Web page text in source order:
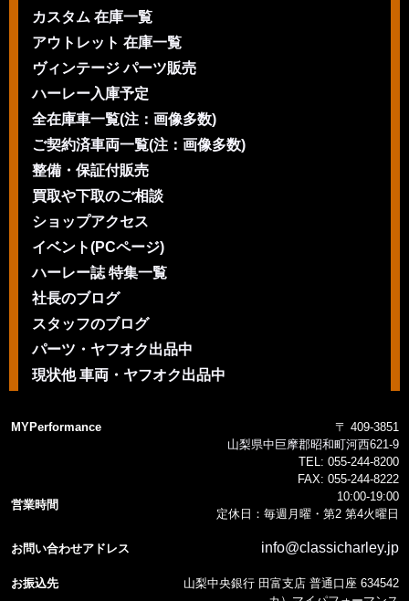
カスタム 在庫一覧
アウトレット 在庫一覧
ヴィンテージ パーツ販売
ハーレー入庫予定
全在庫車一覧(注：画像多数)
ご契約済車両一覧(注：画像多数)
整備・保証付販売
買取や下取のご相談
ショップアクセス
イベント(PCページ)
ハーレー誌 特集一覧
社長のブログ
スタッフのブログ
パーツ・ヤフオク出品中
現状他 車両・ヤフオク出品中
MYPerformance
〒 409-3851
山梨県中巨摩郡昭和町河西621-9
TEL: 055-244-8200
FAX: 055-244-8222
営業時間
10:00-19:00
定休日：毎週月曜・第2 第4火曜日
お問い合わせアドレス info@classicharley.jp
お振込先
山梨中央銀行 田富支店 普通口座 634542